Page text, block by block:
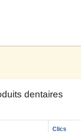
dentaires
Clics